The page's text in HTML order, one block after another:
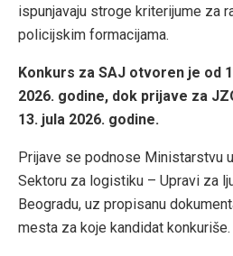
ispunjavaju stroge kriterijume za
policijskim formacijama.
Konkurs za SAJ otvoren je od
2026. godine, dok prijave za
13. jula 2026. godine.
Prijave se podnose Ministarstvu
Sektoru za logistiku – Upravi za
Beogradu, uz propisanu
mesta za koje kandidat konkuriše.